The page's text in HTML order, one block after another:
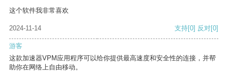
这个软件我非常喜欢
2024-11-14 支持[0] 反对[0]
游客
这款加速器VPM应用程序可以给你提供最高速度和安全性的连接，并帮
助你在网络上自由移动。